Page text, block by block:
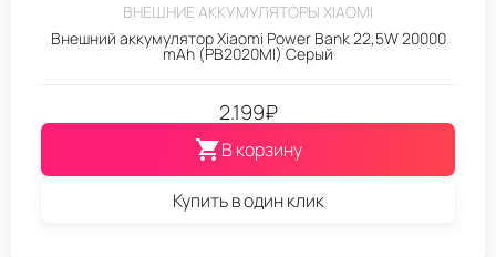
ВНЕШНИЕ АККУМУЛЯТОРЫ XIAOMI
Внешний аккумулятор Xiaomi Power Bank 22,5W 20000
mAh (PB2020MI) Серый
2.199₽
В корзину
Купить в один клик